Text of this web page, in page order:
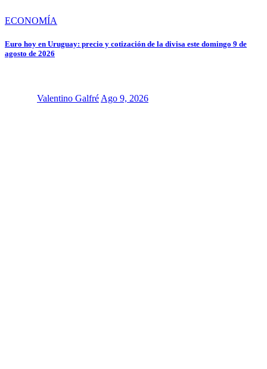
ECONOMÍA
Euro hoy en Uruguay: precio y cotización de la divisa este domingo 9 de
agosto de 2026
Valentino Galfré Ago 9, 2026